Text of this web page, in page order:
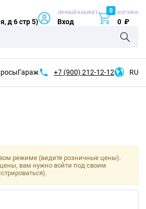
д 6 стр 5)
ЛИЧНЫЙ КАБИНЕТ
Вход
0 КОРЗИНА
0 ₽
Гараж +7 (900) 212-12-12 RU
режиме (видите розничные цены).
вам нужно войти под своим